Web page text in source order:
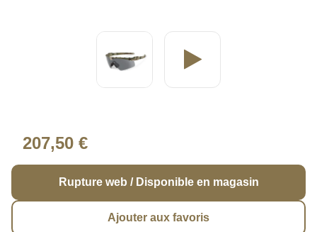
207,50 €
Rupture web / Disponible en magasin
Ajouter aux favoris